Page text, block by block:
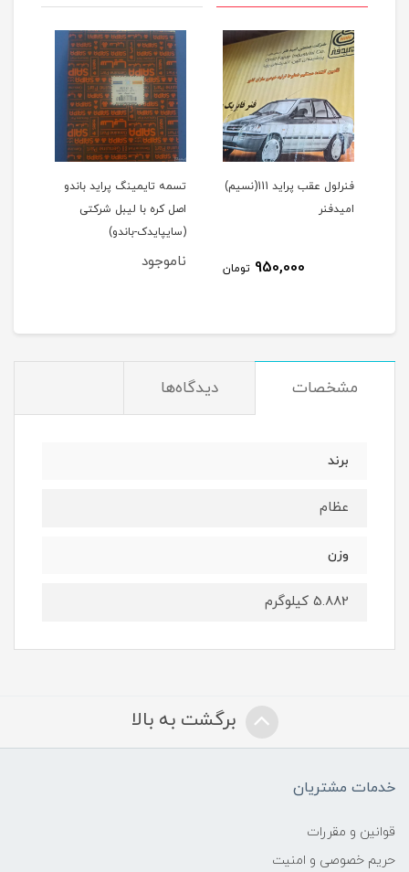
فنرلول عقب پراید 111(نسیم)
امیدفنر
950,000 تومان
تسمه تایمینگ پراید باندو
اصل کره با لیبل شرکتی
(سایپایدک-باندو)
ناموجود
مشخصات دیدگاه‌ها
برند
عظام
وزن
5.882 کیلوگرم
برگشت به بالا
خدمات مشتریان
قوانین و مقررات
حریم خصوصی و امنیت